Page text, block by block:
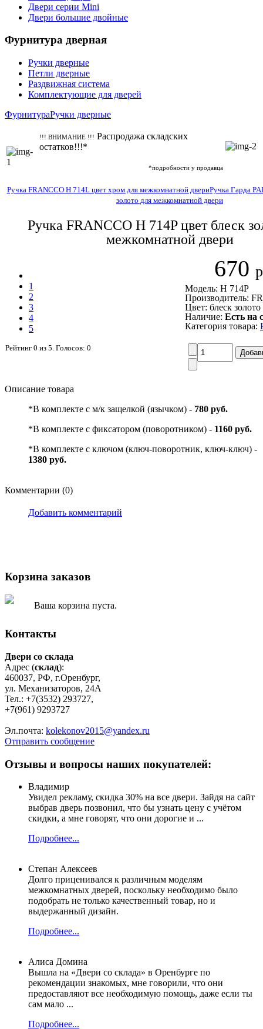
Двери серии Mini
Двери большие двойные
Фурнитура дверная
Ручки дверные
Петли дверные
Раздвижная система
Комплектующие для дверей
ФурнитураРучки дверные
!!! ВНИМАНИЕ !!! Распродажа складских
остатков!!!*
*подробности у продавца
Ручка FRANCCO Н 714L цвет хром для межкомнатной двериРучка Гарда
золото для межкомнатной двери
Ручка FRANCCO Н 714P цвет блеск
межкомнатной двери
1
2
3
4
5
Рейтинг 0 из 5. Голосов: 0
670 р
Модель: Н 714P
Производитель:
Цвет: блеск золото
Наличие: Есть на
Категория товара:
Описание товара
*В комплекте с м/к защелкой (язычком) - 780 руб.
*В комплекте с фиксатором (поворотником) - 1160 руб.
*В комплекте с ключом (ключ-поворотник, ключ-ключ) -
1380 руб.
Комментарии (0)
Добавить комментарий
Корзина заказов
Ваша корзина пуста.
Контакты
Двери со склада
Адрес (склад):
460037, РФ, г.Оренбург,
ул. Механизаторов, 24А
Тел.: +7(3532) 293727,
+7(961) 9293727
Эл.почта: kolekonov2015@yandex.ru
Отправить сообщение
Отзывы и вопросы наших покупателей:
Владимир
Увидел рекламу, скидка 30% на все двери. Зайдя на сайт
выбрав дверь позвонил, что бы узнать цену с учётом
скидки, а мне говорят, что они дорогие и ...
Подробнее...
Степан Алексеев
Долго приценивался к различным моделям
межкомнатных дверей, поскольку необходимо было
подобрать не только качественный товар, но и
выдержанный дизайн.
Подробнее...
Алиса Домина
Вышла на «Двери со склада» в Оренбурге по
рекомендации знакомых, мне говорили, что они
предоставляют все необходимую помощь, даже если ты
сам мало ...
Подробнее...